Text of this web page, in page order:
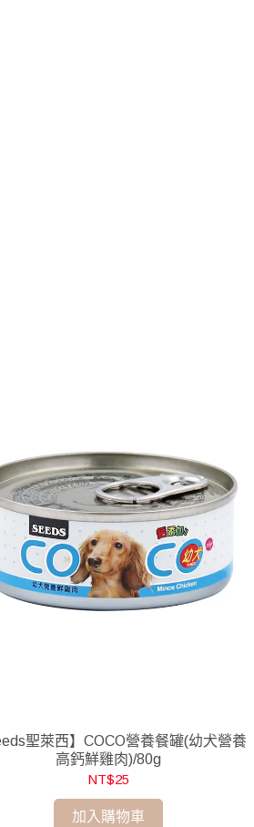
聖萊西】COCO營養餐罐(幼犬營養
高鈣鮮雞肉)/80g
NT$25
加入購物車